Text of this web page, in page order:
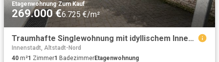
Etagenwohnung·Zum Kauf
269.000 €6.725 €/m²
Traumhafte Singlewohnung mit idyllischem Innenhof im Zentrum
Innenstadt, Altstadt-Nord
40 m²1 Zimmer1 BadezimmerEtagenwohnung